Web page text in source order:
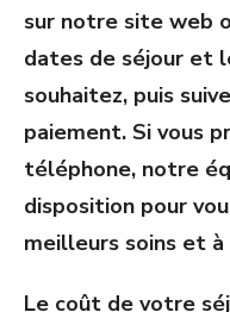
sur notre site web
dates de séjour et
souhaitez, puis
paiement. Si vous
téléphone, notre
disposition pour
meilleurs soins et
Le coût de votre